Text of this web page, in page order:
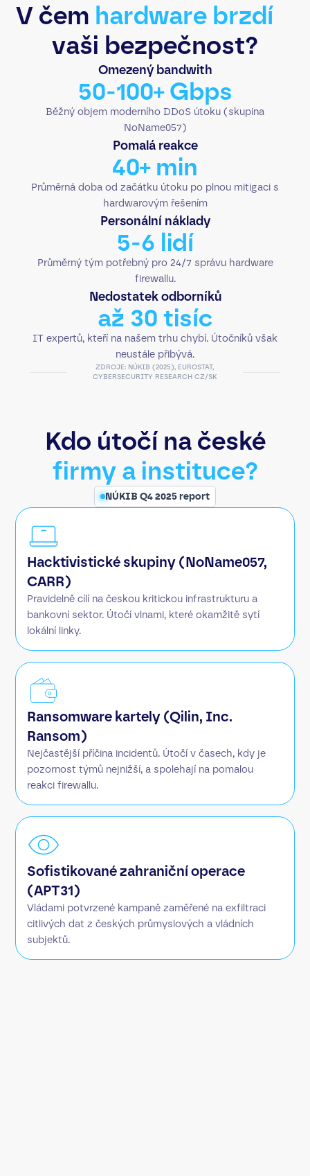
V čem hardware brzdí
vaši bezpečnost?
Omezený bandwith
50-100+ Gbps
Běžný objem moderního DDoS útoku (skupina
NoName057)
Pomalá reakce
40+ min
Průměrná doba od začátku útoku po plnou mitigaci s
hardwarovým řešením
Personální náklady
5-6 lidí
Průměrný tým potřebný pro 24/7 správu hardware
firewallu.
Nedostatek odborníků
až 30 tisíc
IT expertů, kteří na našem trhu chybí. Útočníků však
neustále přibývá.
ZDROJE: NÚKIB (2025), EUROSTAT,
CYBERSECURITY RESEARCH CZ/SK
NÚKIB Q4 2025 report
Kdo útočí na české
firmy a instituce?
Hacktivistické skupiny (NoName057,
CARR)
Pravidelně cílí na českou kritickou infrastrukturu a
bankovní sektor. Útočí vlnami, které okamžitě sytí
lokální linky.
Ransomware kartely (Qilin, Inc.
Ransom)
Nejčastější příčina incidentů. Útočí v časech, kdy je
pozornost týmů nejnižší, a spolehají na pomalou
reakci firewallu.
Sofistikované zahraniční operace
(APT31)
Vládami potvrzené kampaně zaměřené na exfiltraci
citlivých dat z českých průmyslových a vládních
subjektů.